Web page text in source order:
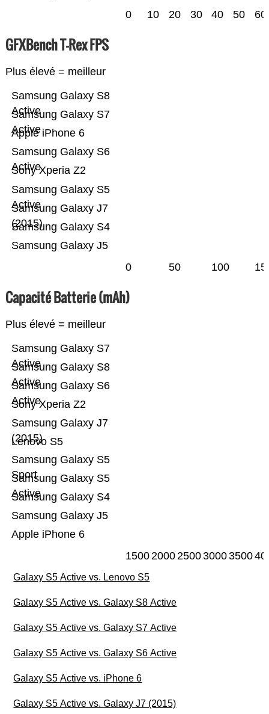
0 10 20 30 40 50 60
GFXBench T-Rex FPS
Plus élevé = meilleur
Samsung Galaxy J5
Samsung Galaxy S4
Samsung Galaxy J7
(2015)
Samsung Galaxy S5
Active
Sony Xperia Z2
Samsung Galaxy S6
Active
Apple iPhone 6
Samsung Galaxy S7
Active
Samsung Galaxy S8
Active
0 50 100
Capacité Batterie (mAh)
Plus élevé = meilleur
Apple iPhone 6
Samsung Galaxy J5
Samsung Galaxy S4
Samsung Galaxy S5
Active
Samsung Galaxy S5
Sport
Lenovo S5
Samsung Galaxy J7
(2015)
Sony Xperia Z2
Samsung Galaxy S6
Active
Samsung Galaxy S8
Active
Samsung Galaxy S7
Active
15002000250030003500
Galaxy S5 Active vs. Lenovo S5
Galaxy S5 Active vs. Galaxy S8 Active
Galaxy S5 Active vs. Galaxy S7 Active
Galaxy S5 Active vs. Galaxy S6 Active
Galaxy S5 Active vs. iPhone 6
Galaxy S5 Active vs. Galaxy J7 (2015)